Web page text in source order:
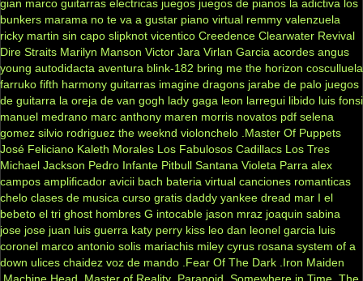
gian marco guitarras electricas juegos juegos de pianos la adictiva los
bunkers marama no te va a gustar piano virtual remmy valenzuela
ricky martin sin capo slipknot vicentico Creedence Clearwater Revival
Dire Straits Marilyn Manson Victor Jara Virlan Garcia acordes angus
young autodidacta aventura blink-182 bring me the horizon cosculluela
farruko fifth harmony guitarras imagine dragons jarabe de palo juegos
de guitarra la oreja de van gogh lady gaga leon larregui libido luis fonsi
manuel medrano marc anthony maren morris novatos pdf selena
gomez silvio rodriguez the weeknd violonchelo .Master Of Puppets
José Feliciano Kaleth Morales Los Fabulosos Cadillacs Los Tres
Michael Jackson Pedro Infante Pitbull Santana Violeta Parra alex
campos amplificador avicii bach bateria virtual canciones romanticas
chelo clases de musica curso gratis daddy yankee dread mar I el
bebeto el tri ghost hombres G intocable jason mraz joaquin sabina
jose jose juan luis guerra katy perry kiss leo dan leonel garcia luis
coronel marco antonio solis mariachis miley cyrus rosana system of a
down ulices chaidez voz de mando .Fear Of The Dark .Iron Maiden
.Machine Head
.Master of Reality .Paranoid .Somewhere in Time .The